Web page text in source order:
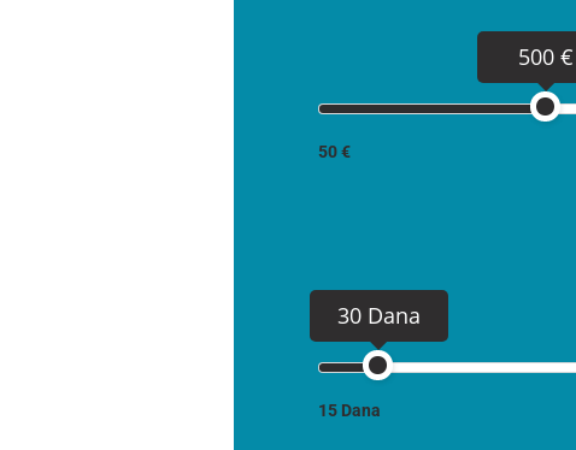
500 €
50 €
30 Dana
15 Dana